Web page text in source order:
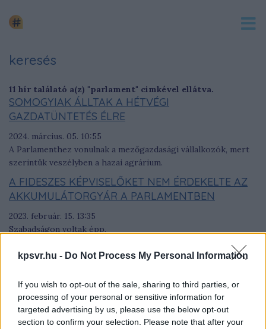
kpsvr.hu - Do Not Process My Personal Information
If you wish to opt-out of the sale, sharing to third parties, or
processing of your personal or sensitive information for
targeted advertising by us, please use the below opt-out
section to confirm your selection. Please note that after your
keresés
11 hír találató a(z) "parlament" cimkével ellátva.
SOMOGYIAK ÁLLTAK A HÉTVÉGI
GAZDATÜNTETÉS ÉLRE
2024. március. 05. 10:55
A Parlamenthez vonulnak a mezőgazdasági vállalkozók, mert
szerintük veszélyben a hazai agrárium.
A FIDESZES KÉPVISELŐKET NEM ÉRDEKELTE AZ
AKKUMULÁTORGYÁR A PARLAMENTBEN
2023. február. 15. 13:35
Szabadságon voltak épp.
MÁTRAI MÁRTA: NEM KELLETT VOLNA RÉMHÍRT
TERJESZTENI, AKKOR LETT VOLNA BENZIN
2022. december. 07. 13:15
Kaposvár fideszes háznagy asszonya szerint lesz benzin
bőven.